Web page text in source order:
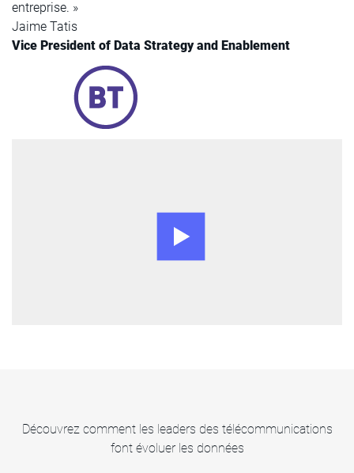
entreprise. »
Jaime Tatis
Vice President of Data Strategy and Enablement
Découvrez comment les leaders des télécommunications
font évoluer les données